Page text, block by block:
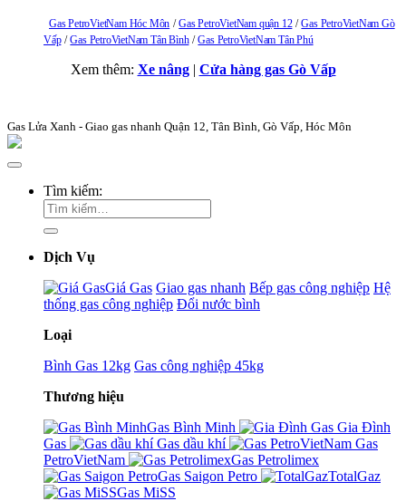
Gas PetroVietNam Hóc Môn Gas PetroVietNam quận 12
Gas PetroVietNam Gò
Vấp
Gas PetroVietNam Tân Bình Gas PetroVietNam Tân Phú
Xem thêm: Xe nâng| Cửa hàng gas Gò Vấp
Gas Lửa Xanh - Giao gas nhanh Quận 12, Tân Bình, Gò Vấp, Hóc Môn
Tìm kiếm:
Dịch Vụ
Giá Gas Giao gas nhanh Bếp gas công nghiệp Hệ
thống gas công nghiệp Đổi nước bình
Loại
Bình Gas 12kg Gas công nghiệp 45kg
Thương hiệu
Gas Bình Minh
Gia Đình
Gas
Gas dầu khí
Gas
PetroVietNam
Gas Petrolimex
Gas Saigon Petro
TotalGaz
Gas MiSS